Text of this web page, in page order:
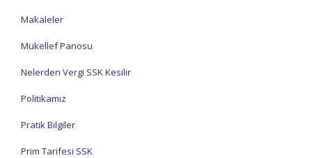
Makaleler
Mükellef Panosu
Nelerden Vergi SSK Kesilir
Politikamız
Pratik Bilgiler
Prim Tarifesi SSK